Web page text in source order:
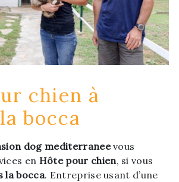
chien à
bocca
dog mediterraneevous
en Hôte pour chien, si vous
la bocca. Entreprise usant d’une